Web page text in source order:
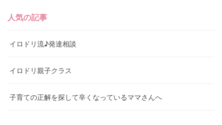
人気の記事
イロドリ流♪発達相談
イロドリ親子クラス
子育ての正解を探して辛くなっているママさんへ